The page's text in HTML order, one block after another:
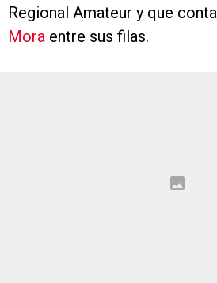
Regional Amateur y que
Mora entre sus filas.